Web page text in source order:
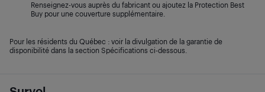
Renseignez-vous auprès du fabricant ou ajoutez la Protection Best
Buy pour une couverture supplémentaire.
Pour les résidents du Québec : voir la divulgation de la garantie de
disponibilité dans la section Spécifications ci-dessous.